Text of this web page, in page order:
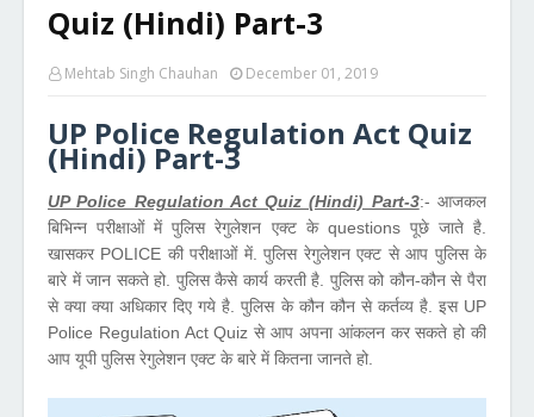
Quiz (Hindi) Part-3
Mehtab Singh Chauhan December 01, 2019
UP Police Regulation Act Quiz
(Hindi) Part-3
UP Police Regulation Act Quiz (Hindi) Part-3:- आजकल
बिभिन्न परीक्षाओं में पुलिस रेगुलेशन एक्ट के questions पूछे जाते है.
खासकर POLICE की परीक्षाओं में. पुलिस रेगुलेशन एक्ट से आप पुलिस के
बारे में जान सकते हो. पुलिस कैसे कार्य करती है. पुलिस को कौन-कौन से पैरा
से क्या क्या अधिकार दिए गये है. पुलिस के कौन कौन से कर्तव्य है. इस UP
Police Regulation Act Quiz से आप अपना आंकलन कर सकते हो की
आप यूपी पुलिस रेगुलेशन एक्ट के बारे में कितना जानते हो.